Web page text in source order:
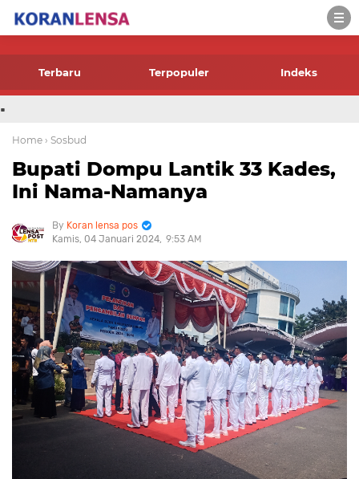
-->
Terbaru Terpopuler Indeks
.
Home › Sosbud
Bupati Dompu Lantik 33 Kades,
Ini Nama-Namanya
Koran lensa pos
Kamis, 04 Januari 2024 9:53 AM